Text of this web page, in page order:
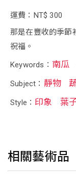
運費：NT$ 300
那是在豐收的季節
祝福。
Keywords： 南瓜
Subject： 靜物
Style： 印象 葉
相關藝術品